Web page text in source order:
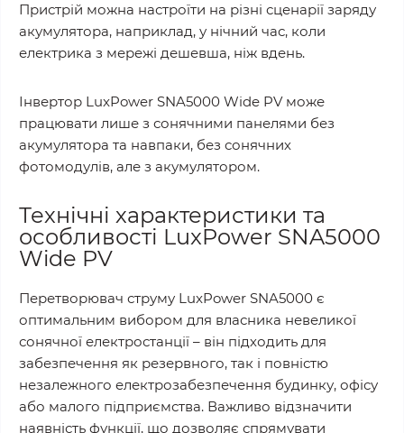
Пристрій можна настроїти на різні сценарії заряду
акумулятора, наприклад, у нічний час, коли
електрика з мережі дешевша, ніж вдень.
Інвертор LuxPower SNA5000 Wide PV може
працювати лише з сонячними панелями без
акумулятора та навпаки, без сонячних
фотомодулів, але з акумулятором.
Технічні характеристики та
особливості LuxPower SNA5000
Wide PV
Перетворювач струму LuxPower SNA5000 є
оптимальним вибором для власника невеликої
сонячної електростанції – він підходить для
забезпечення як резервного, так і повністю
незалежного електрозабезпечення будинку, офісу
або малого підприємства. Важливо відзначити
наявність функції, що дозволяє спрямувати